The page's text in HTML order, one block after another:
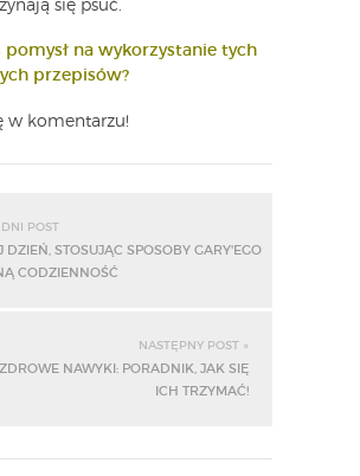
się psuć.
pomysł na wykorzystanie tych
przepisów?
w komentarzu!
POST
DZIEŃ, STOSUJĄC SPOSOBY GARY'EGO
CODZIENNOŚĆ
NASTĘPNY POST »
NAWYKI: PORADNIK, JAK SIĘ
ICH TRZYMAĆ!